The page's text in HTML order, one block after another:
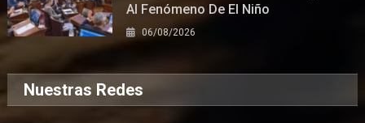
Al Fenómeno De El Niño
06/08/2026
Nuestras Redes